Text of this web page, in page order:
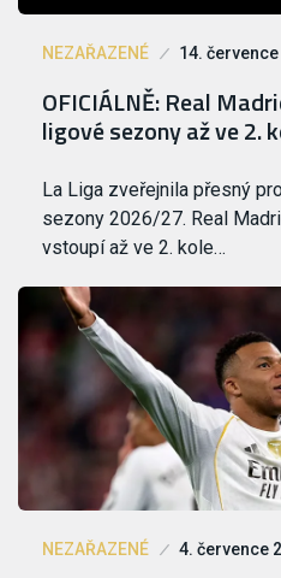
NEZAŘAZENÉ 14.
OFICIÁLNĚ: Real
ligové sezony až ve 2.
La Liga zveřejnila přesný
sezony 2026/27. Real
vstoupí až ve 2. kole…
NEZAŘAZENÉ 4. července